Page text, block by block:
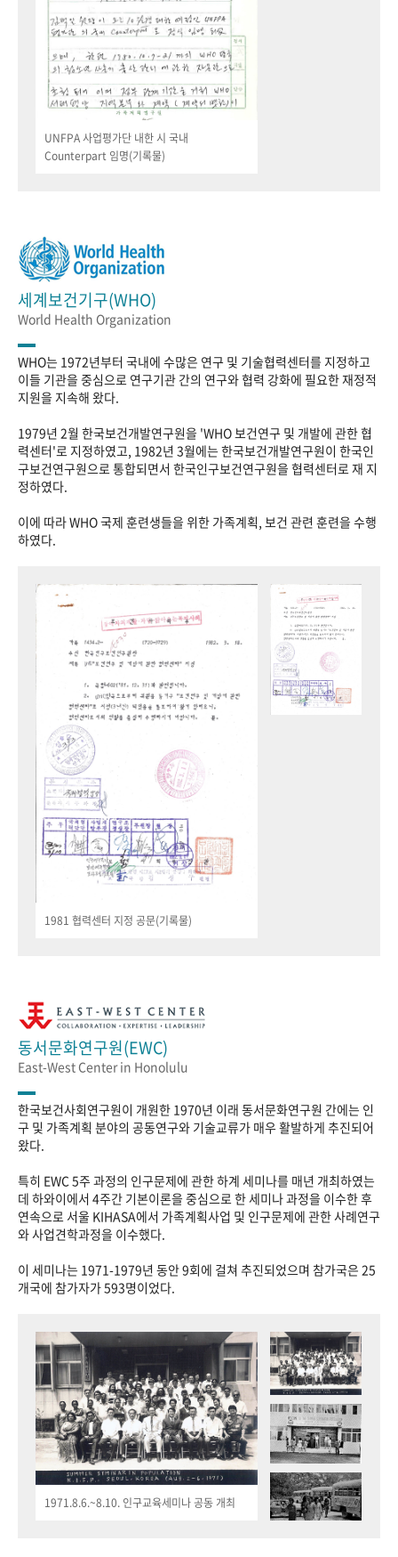
UNFPA 사업평가단 내한 시 국내
Counterpart 임명(기록물)
세계보건기구(WHO)
World Health Organization
WHO는 1972년부터 국내에 수많은 연구 및 기술협력센터를 지정하고
이들 기관을 중심으로 연구기관 간의 연구와 협력 강화에 필요한 재정적
지원을 지속해 왔다.
1979년 2월 한국보건개발연구원을 'WHO 보건연구 및 개발에 관한 협
력센터'로 지정하였고, 1982년 3월에는 한국보건개발연구원이 한국인
구보건연구원으로 통합되면서 한국인구보건연구원을 협력센터로 재 지
정하였다.
이에 따라 WHO 국제 훈련생들을 위한 가족계획, 보건 관련 훈련을 수행
하였다.
1981 협력센터 지정 공문(기록물)
동서문화연구원(EWC)
East-West Center in Honolulu
한국보건사회연구원이 개원한 1970년 이래 동서문화연구원 간에는 인
구 및 가족계획 분야의 공동연구와 기술교류가 매우 활발하게 추진되어
왔다.
특히 EWC 5주 과정의 인구문제에 관한 하계 세미나를 매년 개최하였는
데 하와이에서 4주간 기본이론을 중심으로 한 세미나 과정을 이수한 후
연속으로 서울 KIHASA에서 가족계획사업 및 인구문제에 관한 사례연구
와 사업견학과정을 이수했다.
이 세미나는 1971-1979년 동안 9회에 걸쳐 추진되었으며 참가국은 25
개국에 참가자가 593명이었다.
1971.8.6.~8.10. 인구교육세미나 공동 개최